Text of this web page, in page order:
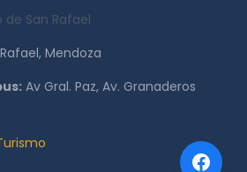
San Rafael
Mendoza
Av Gral. Paz, Av. Granaderos